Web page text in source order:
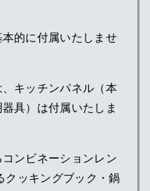
的に付属いたしませ
キッチンパネル（本
具）は付属いたしま
ンビネーションレン
クッキングブック・鍋